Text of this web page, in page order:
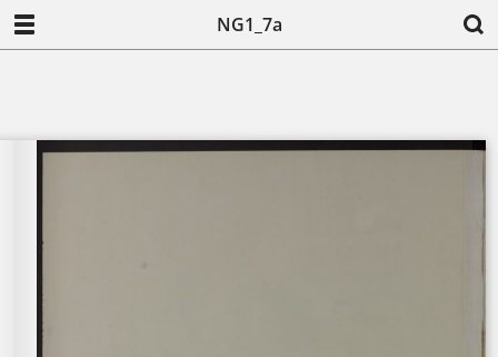
NG1_7a